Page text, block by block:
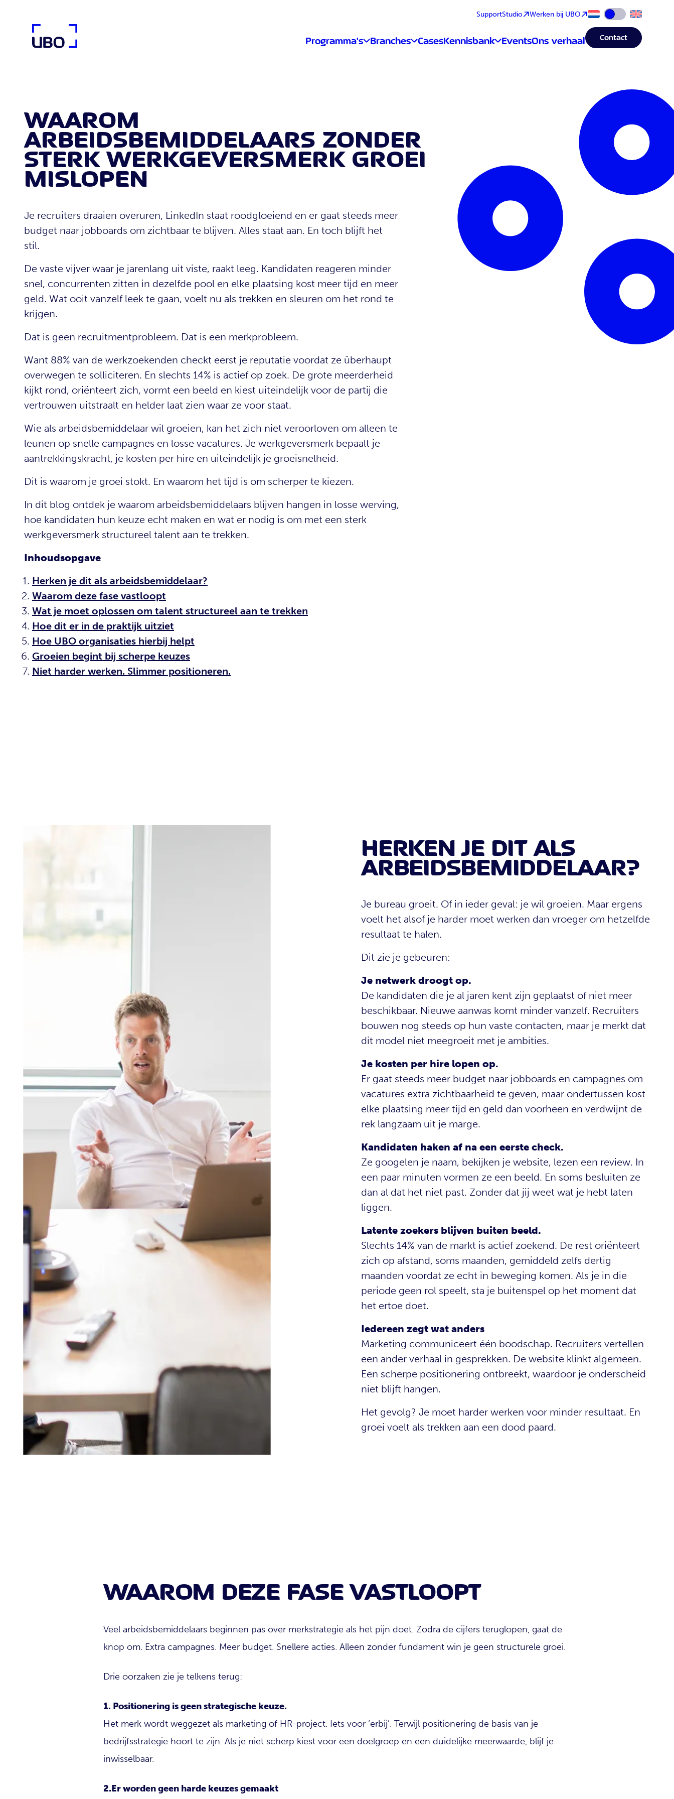
SupportStudio Werken bij UBO
Wijzig taal naar
UBO Agency
Programma's Branches CasesKennisbank EventsOns verhaal Contact
WAAROM
ARBEIDSBEMIDDELAARS ZONDER
STERK WERKGEVERSMERK GROEI
MISLOPEN
Je recruiters draaien overuren, LinkedIn staat roodgloeiend en er gaat steeds meer
budget naar jobboards om zichtbaar te blijven. Alles staat aan. En toch blijft het
stil.
De vaste vijver waar je jarenlang uit viste, raakt leeg. Kandidaten reageren minder
snel, concurrenten zitten in dezelfde pool en elke plaatsing kost meer tijd en meer
geld. Wat ooit vanzelf leek te gaan, voelt nu als trekken en sleuren om het rond te
krijgen.
Dat is geen recruitmentprobleem. Dat is een merkprobleem.
Want 88% van de werkzoekenden checkt eerst je reputatie voordat ze überhaupt
overwegen te solliciteren. En slechts 14% is actief op zoek. De grote meerderheid
kijkt rond, oriënteert zich, vormt een beeld en kiest uiteindelijk voor de partij die
vertrouwen uitstraalt en helder laat zien waar ze voor staat.
Wie als arbeidsbemiddelaar wil groeien, kan het zich niet veroorloven om alleen te
leunen op snelle campagnes en losse vacatures. Je werkgeversmerk bepaalt je
aantrekkingskracht, je kosten per hire en uiteindelijk je groeisnelheid.
Dit is waarom je groei stokt. En waarom het tijd is om scherper te kiezen.
In dit blog ontdek je waarom arbeidsbemiddelaars blijven hangen in losse werving,
hoe kandidaten hun keuze echt maken en wat er nodig is om met een sterk
werkgeversmerk structureel talent aan te trekken.
Inhoudsopgave
Herken je dit als arbeidsbemiddelaar?
Waarom deze fase vastloopt
Wat je moet oplossen om talent structureel aan te trekken
Hoe dit er in de praktijk uitziet
Hoe UBO organisaties hierbij helpt
Groeien begint bij scherpe keuzes
Niet harder werken. Slimmer positioneren.
HERKEN JE DIT ALS
ARBEIDSBEMIDDELAAR?
Je bureau groeit. Of in ieder geval: je wil groeien. Maar ergens
voelt het alsof je harder moet werken dan vroeger om hetzelfde
resultaat te halen.
Dit zie je gebeuren:
Je netwerk droogt op.
De kandidaten die je al jaren kent zijn geplaatst of niet meer
beschikbaar. Nieuwe aanwas komt minder vanzelf. Recruiters
bouwen nog steeds op hun vaste contacten, maar je merkt dat
dit model niet meegroeit met je ambities.
Je kosten per hire lopen op.
Er gaat steeds meer budget naar jobboards en campagnes om
vacatures extra zichtbaarheid te geven, maar ondertussen kost
elke plaatsing meer tijd en geld dan voorheen en verdwijnt de
rek langzaam uit je marge.
Kandidaten haken af na een eerste check.
Ze googelen je naam, bekijken je website, lezen een review. In
een paar minuten vormen ze een beeld. En soms besluiten ze
dan al dat het niet past. Zonder dat jij weet wat je hebt laten
liggen.
Latente zoekers blijven buiten beeld.
Slechts 14% van de markt is actief zoekend. De rest oriënteert
zich op afstand, soms maanden, gemiddeld zelfs dertig
maanden voordat ze echt in beweging komen. Als je in die
periode geen rol speelt, sta je buitenspel op het moment dat
het ertoe doet.
Iedereen zegt wat anders
Marketing communiceert één boodschap. Recruiters vertellen
een ander verhaal in gesprekken. De website klinkt algemeen.
Een scherpe positionering ontbreekt, waardoor je onderscheid
niet blijft hangen.
Het gevolg? Je moet harder werken voor minder resultaat. En
groei voelt als trekken aan een dood paard.
WAAROM DEZE FASE VASTLOOPT
Veel arbeidsbemiddelaars beginnen pas over merkstrategie als het pijn doet. Zodra de cijfers teruglopen, gaat de
knop om. Extra campagnes. Meer budget. Snellere acties. Alleen zonder fundament win je geen structurele groei.
Drie oorzaken zie je telkens terug:
1. Positionering is geen strategische keuze.
Het merk wordt weggezet als marketing of HR-project. Iets voor ‘erbij’. Terwijl positionering de basis van je
bedrijfsstrategie hoort te zijn. Als je niet scherp kiest voor een doelgroep en een duidelijke meerwaarde, blijf je
inwisselbaar.
2.Er worden geen harde keuzes gemaakt